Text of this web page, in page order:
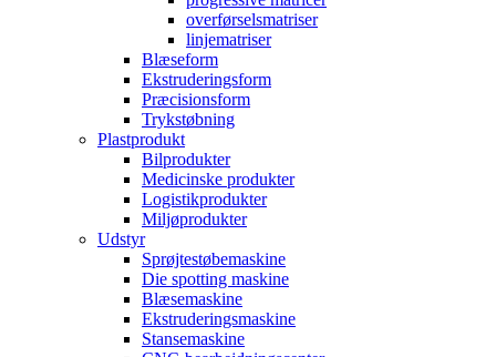
overførselsmatriser
linjematriser
Blæseform
Ekstruderingsform
Præcisionsform
Trykstøbning
Plastprodukt
Bilprodukter
Medicinske produkter
Logistikprodukter
Miljøprodukter
Udstyr
Sprøjtestøbemaskine
Die spotting maskine
Blæsemaskine
Ekstruderingsmaskine
Stansemaskine